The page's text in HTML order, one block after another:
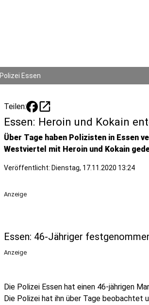
Polizei Essen
Teilen: open_in_new
Essen: Heroin und Kokain
Über Tage haben Polizisten in Essen
Westviertel mit Heroin und Kokain
Veröffentlicht: Dienstag, 17.11.2020 13:24
Anzeige
Essen: 46-Jähriger
Anzeige
Die Polizei Essen hat einen 46-jährigen
Die Polizei hat ihn über Tage beobachtet